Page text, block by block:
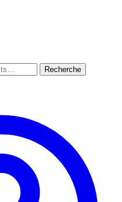
Recherche